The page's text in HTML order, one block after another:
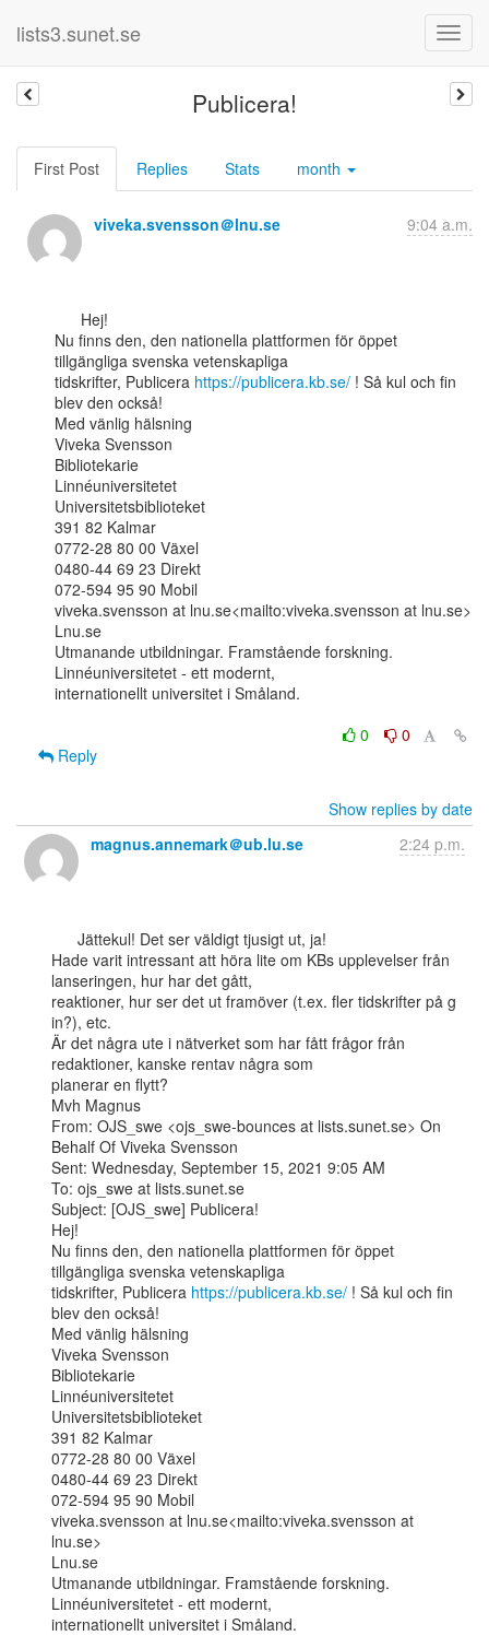
lists3.sunet.se
Publicera!
First Post Replies Stats month
viveka.svensson＠lnu.se 9:04 a.m.
Nu finns den, den nationella plattformen för öppet
tillgängliga svenska vetenskapliga
tidskrifter, Publicera https://publicera.kb.se/ ! Så kul och fin
blev den också!
Med vänlig hälsning
Viveka Svensson
Bibliotekarie
Linnéuniversitetet
Universitetsbiblioteket
391 82 Kalmar
0772-28 80 00 Växel
0480-44 69 23 Direkt
072-594 95 90 Mobil
viveka.svensson at lnu.se<mailto:viveka.svensson at lnu.se>
Lnu.se
Utmanande utbildningar. Framstående forskning.
Linnéuniversitetet - ett modernt,
internationellt universitet i Småland.
0
0
Reply
Show replies by date
magnus.annemark＠ub.lu.se
2:24 p.m.
Hade varit intressant att höra lite om KBs upplevelser från
lanseringen, hur har det gått,
reaktioner, hur ser det ut framöver (t.ex. fler tidskrifter på g
in?), etc.
Är det några ute i nätverket som har fått frågor från
redaktioner, kanske rentav några som
planerar en flytt?
Mvh Magnus
From: OJS_swe <ojs_swe-bounces at lists.sunet.se> On
Behalf Of Viveka Svensson
Sent: Wednesday, September 15, 2021 9:05 AM
To: ojs_swe at lists.sunet.se
Subject: [OJS_swe] Publicera!
Hej!
Nu finns den, den nationella plattformen för öppet
tillgängliga svenska vetenskapliga
tidskrifter, Publicera https://publicera.kb.se/ ! Så kul och fin
blev den också!
Med vänlig hälsning
Viveka Svensson
Bibliotekarie
Linnéuniversitetet
Universitetsbiblioteket
391 82 Kalmar
0772-28 80 00 Växel
0480-44 69 23 Direkt
072-594 95 90 Mobil
viveka.svensson at lnu.se<mailto:viveka.svensson at
lnu.se>
Lnu.se
Utmanande utbildningar. Framstående forskning.
Linnéuniversitetet - ett modernt,
internationellt universitet i Småland.